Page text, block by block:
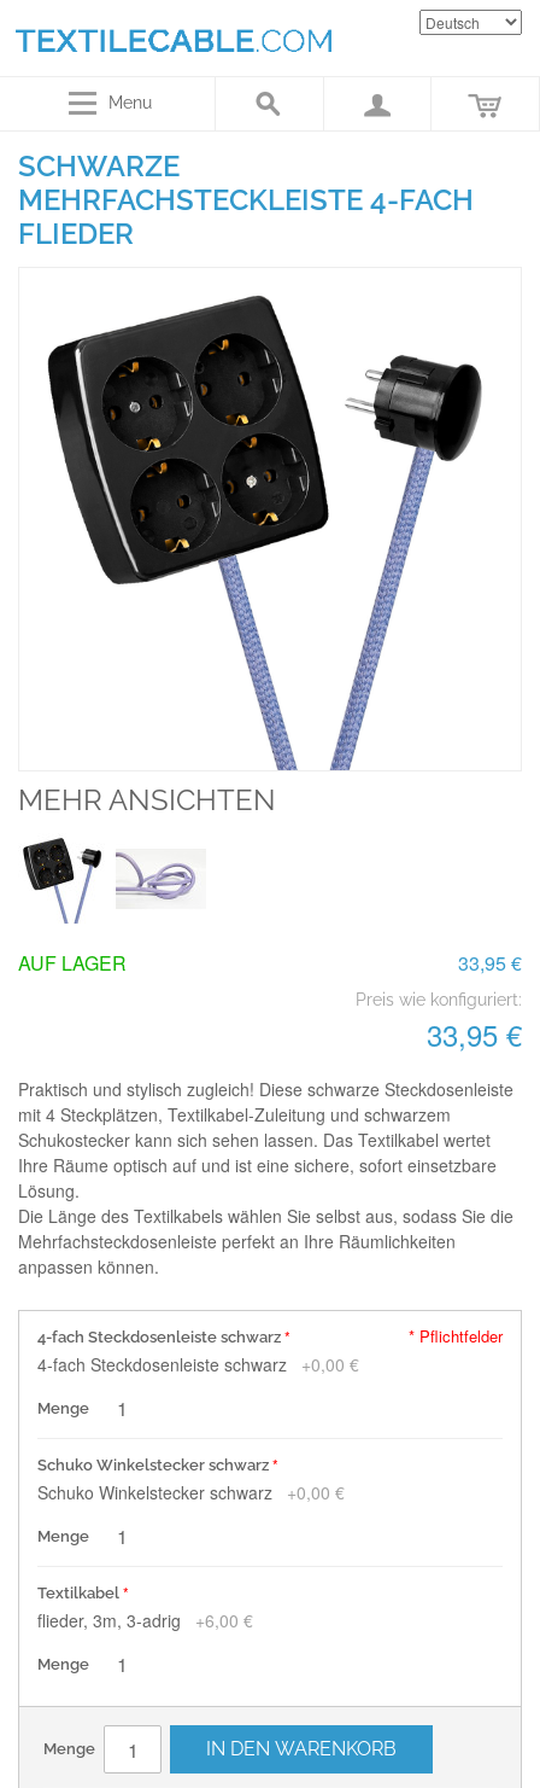
Menu
SCHWARZE
MEHRFACHSTECKLEISTE 4-FACH
FLIEDER
MEHR ANSICHTEN
33,95 €
Preis wie konfiguriert:
33,95 €
AUF LAGER
Praktisch und stylisch zugleich! Diese schwarze Steckdosenleiste
mit 4 Steckplätzen, Textilkabel-Zuleitung und schwarzem
Schukostecker kann sich sehen lassen. Das Textilkabel wertet
Ihre Räume optisch auf und ist eine sichere, sofort einsetzbare
Lösung.
Die Länge des Textilkabels wählen Sie selbst aus, sodass Sie die
Mehrfachsteckdosenleiste perfekt an Ihre Räumlichkeiten
anpassen können.
4-fach Steckdosenleiste schwarz
4-fach Steckdosenleiste schwarz +0,00 €
Menge
Schuko Winkelstecker schwarz
Schuko Winkelstecker schwarz +0,00 €
Menge
Textilkabel
flieder, 3m, 3-adrig +6,00 €
Menge
* Pflichtfelder
Menge IN DEN WARENKORB